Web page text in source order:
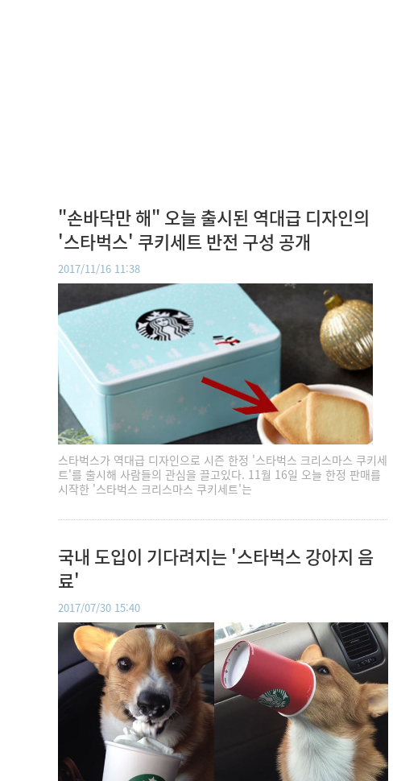
"손바닥만 해" 오늘 출시된 역대급 디자인의
'스타벅스' 쿠키세트 반전 구성 공개
2017/11/16 11:38
스타벅스가 역대급 디자인으로 시즌 한정 '스타벅스 크리스마스 쿠키세
트'를 출시해 사람들의 관심을 끌고있다. 11월 16일 오늘 한정 판매를
시작한 '스타벅스 크리스마스 쿠키세트'는
국내 도입이 기다려지는 '스타벅스 강아지 음
료'
2017/07/30 15:40